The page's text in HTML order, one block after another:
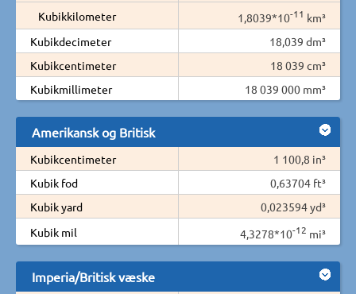
Kubikkilometer
1,8039*10-11 km³
Kubikdecimeter
18,039 dm³
Kubikcentimeter
18 039 cm³
Kubikmillimeter
18 039 000 mm³
Amerikansk og Britisk
Kubikcentimeter
1 100,8 in³
Kubik fod
0,63704 ft³
Kubik yard
0,023594 yd³
Kubik mil
4,3278*10-12 mi³
Imperia/Britisk væske